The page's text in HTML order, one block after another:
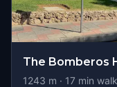
The Bomberos
1243 m · 17 min walk